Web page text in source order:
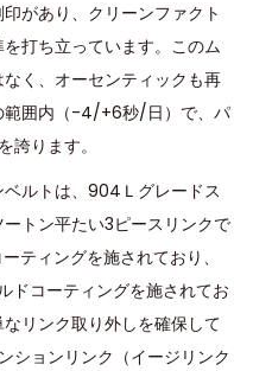
印があり、クリーンファクト
打ち立っています。このム
く、オーセンティックも再
範囲内（-4/+6秒/日）で、パ
ります。
ルトは、904Ｌグレードス
トン平たい3ピースリンクで
ティングを施されており、
ドコーティングを施されてお
リンク取り外しを確保して
ションリンク（イージリンク